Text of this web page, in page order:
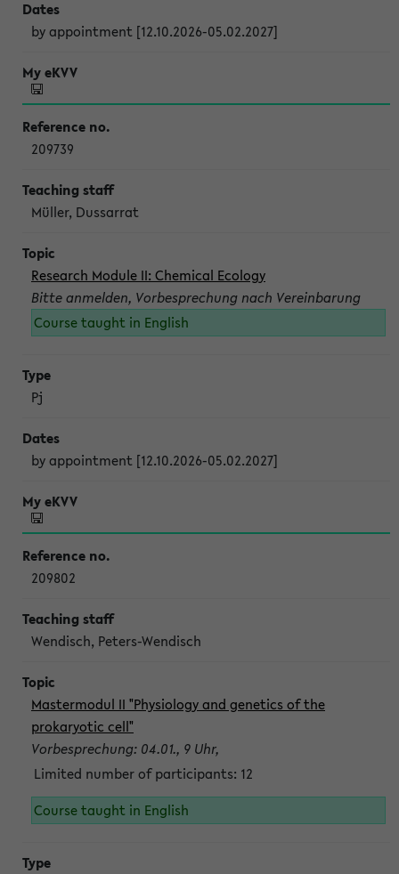
by appointment [12.10.2026-05.02.2027]
209739
Müller, Dussarrat
Research Module II: Chemical Ecology
Bitte anmelden, Vorbesprechung nach Vereinbarung
Course taught in English
Pj
by appointment [12.10.2026-05.02.2027]
209802
Wendisch, Peters-Wendisch
Mastermodul II "Physiology and genetics of the
prokaryotic cell"
Vorbesprechung: 04.01., 9 Uhr,
Limited number of participants: 12
Course taught in English